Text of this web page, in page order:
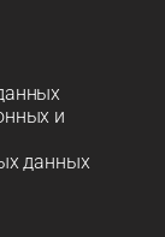
и
данных